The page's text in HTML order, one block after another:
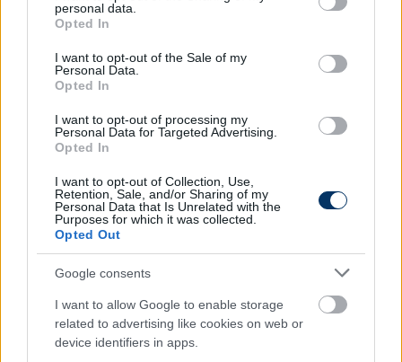
grant or deny consent to Google and its third-party tags to
use your data for below specified purposes in below Google
consent section.
personal data.
Opted In
I want to opt-out of the Sale of my
Personal Data.
Opted In
I want to opt-out of processing my
Personal Data for Targeted Advertising.
Opted In
I want to opt-out of Collection, Use,
Retention, Sale, and/or Sharing of my
Personal Data that Is Unrelated with the
Purposes for which it was collected.
Opted Out
Google consents
I want to allow Google to enable storage
related to advertising like cookies on web or
device identifiers in apps.
Székesfehérvárra, és küldött be nekem egy kis
csomagot, nagyon jólesett.
A műtét elhalasztása miatt a januárban a klubbal
szerződést hosszabbító
igyekeztek minél jobban megerősíteni a térd körüli
izmokat, ami segíthet abban, hogy a beavatkozást
Ha minden igaz, akkor hétvégén mehetek haza, és
utána szépen lassan, fokozatosan jöhet a
rehabilitáció. Pozitívan látom a helyzetet, örülök,
hogy túlvagyok a műtéten. Figyelem majd a
meccseinket, nagyon szurkolok a srácoknak,
remélem, a Magyar Kupában és a bajnokságban is
jól teljesítünk majd! – tette hozzá a fiatal